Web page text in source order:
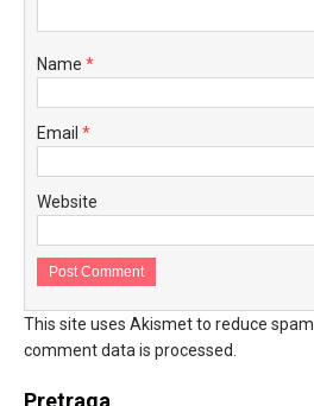
Name *
Email *
Website
This site uses Akismet to reduce spam.
comment data is processed.
Pretraga